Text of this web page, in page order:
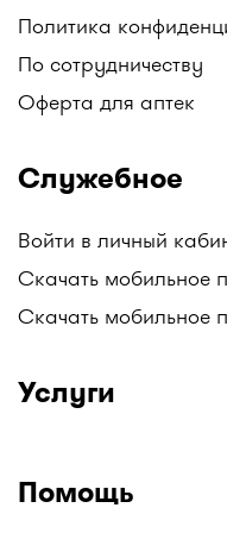
Если в вашей
бутилированной воде
стоматолог или
прием фторсодержащих
Политика
По сотрудничеству
Оферта для аптек
Служебное
Войти в личный
Скачать мобильное
Скачать мобильное
Услуги
Помощь